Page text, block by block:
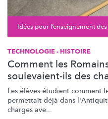
Idées pour l’enseignement
TECHNOLOGIE - HISTOIRE
Comment les
soulevaient-ils des
Les élèves étudient comment
permettait déjà dans
charges ave...